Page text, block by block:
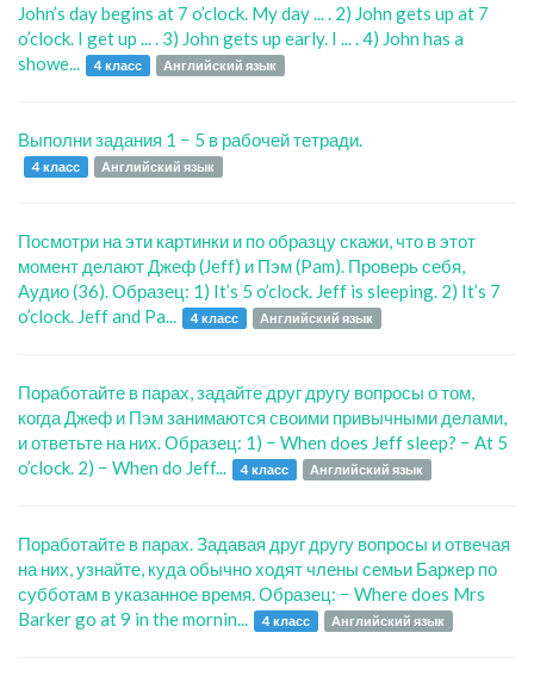
John’s day begins at 7 o’clock. My day ... . 2) John gets up at 7
o’clock. I get up ... . 3) John gets up early. I ... . 4) John has a
showe...
4 класс Английский язык
Выполни задания 1 − 5 в рабочей тетради.
4 класс Английский язык
Посмотри на эти картинки и по образцу скажи, что в этот
момент делают Джеф (Jeff) и Пэм (Pam). Проверь себя,
Аудио (36). Образец: 1) It’s 5 o’clock. Jeff is sleeping. 2) It’s 7
o’clock. Jeff and Pa...
4 класс Английский язык
Поработайте в парах, задайте друг другу вопросы о том,
когда Джеф и Пэм занимаются своими привычными делами,
и ответьте на них. Образец: 1) − When does Jeff sleep? − At 5
o’clock. 2) − When do Jeff...
4 класс Английский язык
Поработайте в парах. Задавая друг другу вопросы и отвечая
на них, узнайте, куда обычно ходят члены семьи Баркер по
субботам в указанное время. Образец: − Where does Mrs
Barker go at 9 in the mornin...
4 класс Английский язык